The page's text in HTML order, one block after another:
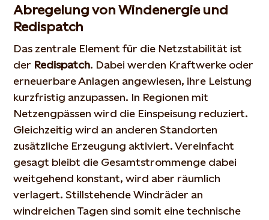
Abregelung von Windenergie und
Redispatch
Das zentrale Element für die Netzstabilität ist
der Redispatch. Dabei werden Kraftwerke oder
erneuerbare Anlagen angewiesen, ihre Leistung
kurzfristig anzupassen. In Regionen mit
Netzengpässen wird die Einspeisung reduziert.
Gleichzeitig wird an anderen Standorten
zusätzliche Erzeugung aktiviert. Vereinfacht
gesagt bleibt die Gesamtstrommenge dabei
weitgehend konstant, wird aber räumlich
verlagert. Stillstehende Windräder an
windreichen Tagen sind somit eine technische